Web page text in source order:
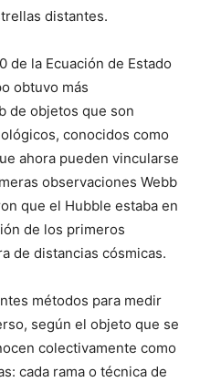
distantes.
de la Ecuación de Estado
obtuvo más
de objetos que son
conocidos como
ahora pueden vincularse
observaciones Webb
que el Hubble estaba en
de los primeros
de distancias cósmicas.
métodos para medir
según el objeto que se
colectivamente como
cada rama o técnica de